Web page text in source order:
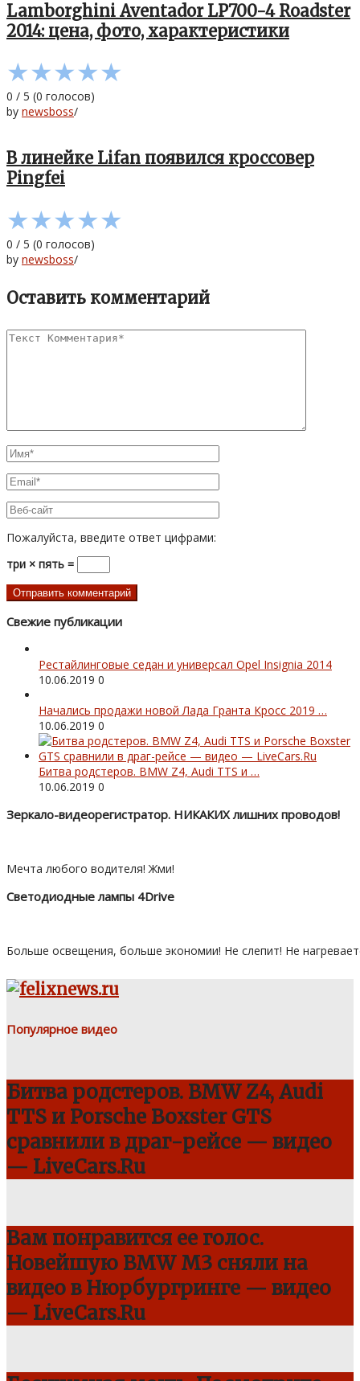
Lamborghini Aventador LP700-4 Roadster
2014: цена, фото, характеристики
★★★★★
0 / 5 (0 голосов)
by newsboss/
В линейке Lifan появился кроссовер
Pingfei
★★★★★
0 / 5 (0 голосов)
by newsboss/
Оставить комментарий
Пожалуйста, введите ответ цифрами:
три × пять =
Свежие публикации
Рестайлинговые седан и универсал Opel Insignia 2014
10.06.2019 0
Начались продажи новой Лада Гранта Кросс 2019 …
10.06.2019 0
Битва родстеров. BMW Z4, Audi TTS и …
10.06.2019 0
Зеркало-видеорегистратор. НИКАКИХ лишних проводов!
Мечта любого водителя! Жми!
Светодиодные лампы 4Drive
Больше освещения, больше экономии! Не слепит! Не
Популярное видео
Битва родстеров. BMW Z4, Audi
TTS и Porsche Boxster GTS
сравнили в драг-рейсе — видео
— LiveCars.Ru
Вам понравится ее голос.
Новейшую BMW M3 сняли на
видео в Нюрбургринге — видео
— LiveCars.Ru